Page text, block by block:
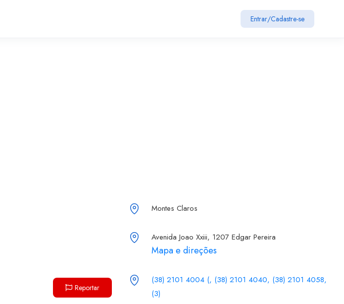
Entrar/Cadastre-se
Reportar
Montes Claros
Avenida Joao Xxiii, 1207 Edgar Pereira
Mapa e direções
(38) 2101 4004 (, (38) 2101 4040, (38) 2101 4058,
(3)